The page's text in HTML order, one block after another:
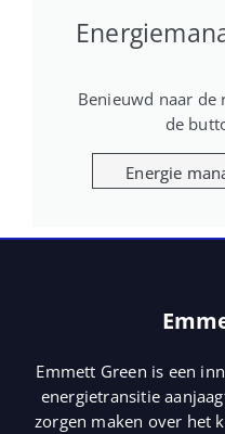
Benieuwd naar de
de
Energie
Emmett Green is een
energietransitie
zorgen maken over het